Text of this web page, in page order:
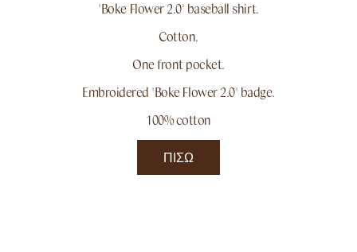
'Boke Flower 2.0' baseball shirt.
Cotton.
One front pocket.
Embroidered 'Boke Flower 2.0' badge.
100% cotton
ΠΊΣΩ